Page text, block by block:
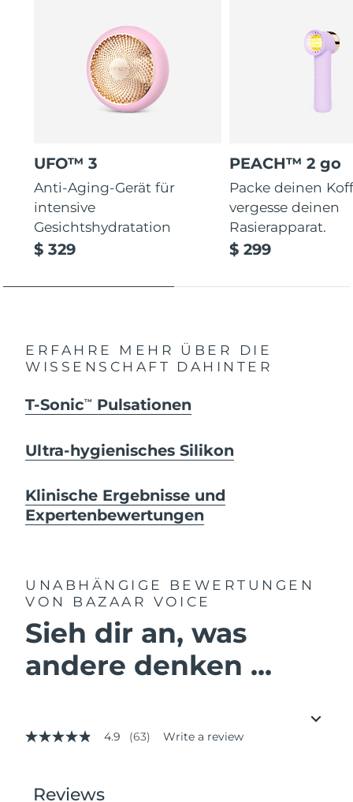
UFO™ 3
Anti-Aging-Gerät für
intensive
Gesichtshydratation
$ 329
PEACH™ 2 go
Packe deinen
vergesse deinen
Rasierapparat.
$ 299
ERFAHRE MEHR ÜBER DIE
WISSENSCHAFT DAHINTER
T-SonicTM Pulsationen
Ultra-hygienisches Silikon
Klinische Ergebnisse und
Expertenbewertungen
UNABHÄNGIGE BEWERTUNGEN
VON BAZAAR VOICE
Sieh dir an, was
andere denken ...
4.9
stars,
4.9 (63) Write a review